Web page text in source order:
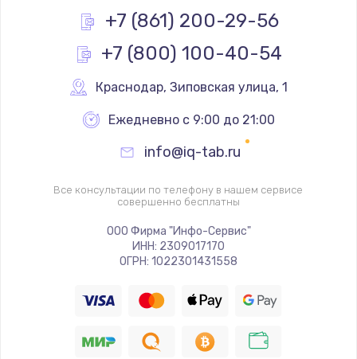
Простой ремонт основной платы
2400 руб.
Заказать
Восстановление после попадания влаги
2800 руб.
Заказать
Ремонт низкочастотных выходов ТВ-приставки
1900 руб.
Заказать
1900 руб.
+7 (861) 200-29-56
+7 (800) 100-40-54
Краснодар, Зиповская улица, 1
Ежедневно с 9:00 до 21:00
info@iq-tab.ru
Все консультации по телефону в нашем сервисе
совершенно бесплатны
ООО Фирма "Инфо-Сервис"
ИНН: 2309017170
ОГРН: 1022301431558